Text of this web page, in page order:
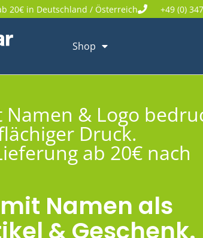
20€ in Deutschland / Österreich +49 (0)
Shop
& Logo
Druck.
ab 20€ nach
Namen als
& Geschenk.